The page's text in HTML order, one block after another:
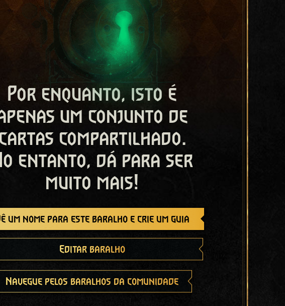
Por enquanto, isto é
um conjunto de
cartas compartilhado.
entanto, dá para ser
muito mais!
um nome para este baralho e crie um guia
Editar baralho
Navegue pelos baralhos da comunidade